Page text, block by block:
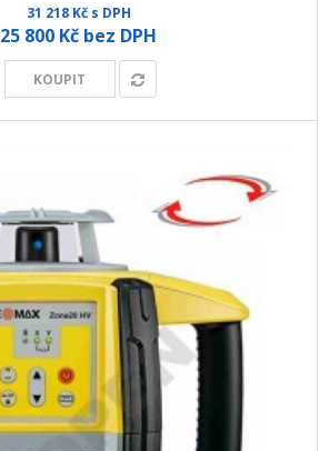
31 218 Kč s DPH
25 800 Kč bez DPH
KOUPIT